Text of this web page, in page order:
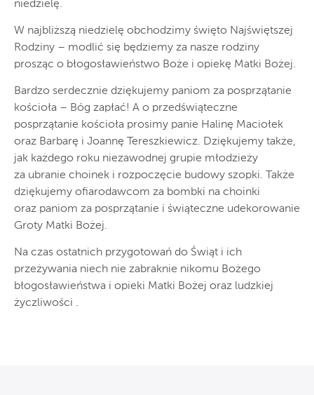
niedzielę.
W najbliższą niedzielę obchodzimy święto Najświętszej
Rodziny – modlić się będziemy za nasze rodziny
prosząc o błogosławieństwo Boże i opiekę Matki Bożej.
Bardzo serdecznie dziękujemy paniom za posprzątanie
kościoła – Bóg zapłać! A o przedświąteczne
posprzątanie kościoła prosimy panie Halinę Maciołek
oraz Barbarę i Joannę Tereszkiewicz. Dziękujemy także,
jak każdego roku niezawodnej grupie młodzieży
za ubranie choinek i rozpoczęcie budowy szopki. Także
dziękujemy ofiarodawcom za bombki na choinki
oraz paniom za posprzątanie i świąteczne udekorowanie
Groty Matki Bożej.
Na czas ostatnich przygotowań do Świąt i ich
przeżywania niech nie zabraknie nikomu Bożego
błogosławieństwa i opieki Matki Bożej oraz ludzkiej
życzliwości .